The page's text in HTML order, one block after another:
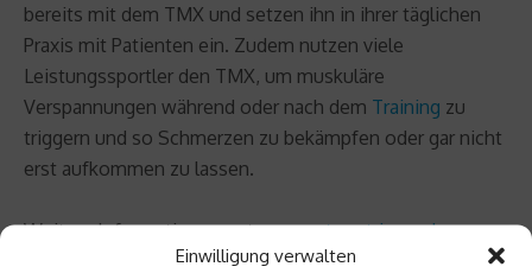
Einwilligung verwalten
bereits mit dem TMX und setzen ihn in ihrer täglichen
Praxis mit Patienten ein. Zudem nutzen viele
Leistungssportler den TMX, um muskuläre
Verspannungen während oder nach dem Training zu
triggern und so Schmerzen zu bekämpfen oder gar nicht
erst aufkommen zu lassen.
Weitere Informationen unterwww.tmx-trigger.de